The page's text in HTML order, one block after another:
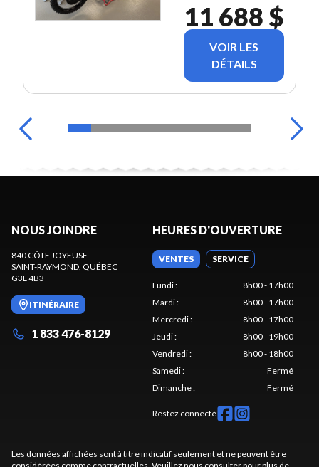
11 688 $
VOIR LES
DÉTAILS
NOUS JOINDRE
840 CÔTE JOYEUSE
SAINT-RAYMOND, QUÉBEC
G3L 4B3
ITINÉRAIRE
1 833 476-8129
HEURES D'OUVERTURE
VENTES SERVICE
Lundi:
8h00 - 17h00
Mardi:
8h00 - 17h00
Mercredi:
8h00 - 17h00
Jeudi:
8h00 - 19h00
Vendredi:
8h00 - 18h00
Samedi:
Fermé
Dimanche: Fermé
Restez connecté
Les données affichées sont à titre indicatif seulement et ne peuvent être